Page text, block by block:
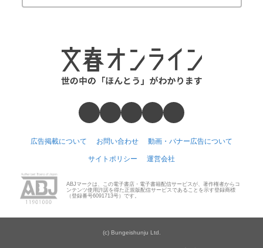
広告掲載について お問い合わせ 動画・バナー広告について
サイトポリシー 運営会社
ABJマークは、この電子書店・電子書籍配信サービスが、著作権者からコ
ンテンツ使用許諾を得た正規版配信サービスであることを示す登録商標
（登録番号6091713号）です。
(c) Bungeishunju Ltd.